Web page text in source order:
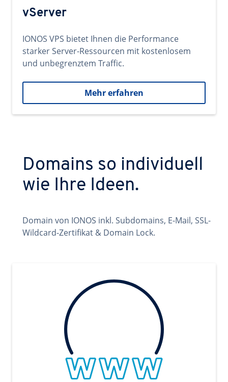
vServer
IONOS VPS bietet Ihnen die Performance
starker Server-Ressourcen mit kostenlosem
und unbegrenztem Traffic.
Mehr erfahren
Domains so individuell
wie Ihre Ideen.
Domain von IONOS inkl. Subdomains, E-Mail, SSL-
Wildcard-Zertifikat & Domain Lock.